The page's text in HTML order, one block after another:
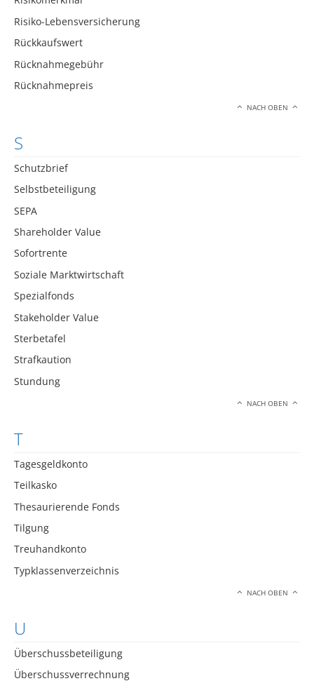
Risiko-Lebensversicherung
Rückkaufswert
Rücknahmegebühr
Rücknahmepreis
NACH OBEN
S
Schutzbrief
Selbstbeteiligung
SEPA
Shareholder Value
Sofortrente
Soziale Marktwirtschaft
Spezialfonds
Stakeholder Value
Sterbetafel
Strafkaution
Stundung
NACH OBEN
T
Tagesgeldkonto
Teilkasko
Thesaurierende Fonds
Tilgung
Treuhandkonto
Typklassenverzeichnis
NACH OBEN
U
Überschussbeteiligung
Überschussverrechnung